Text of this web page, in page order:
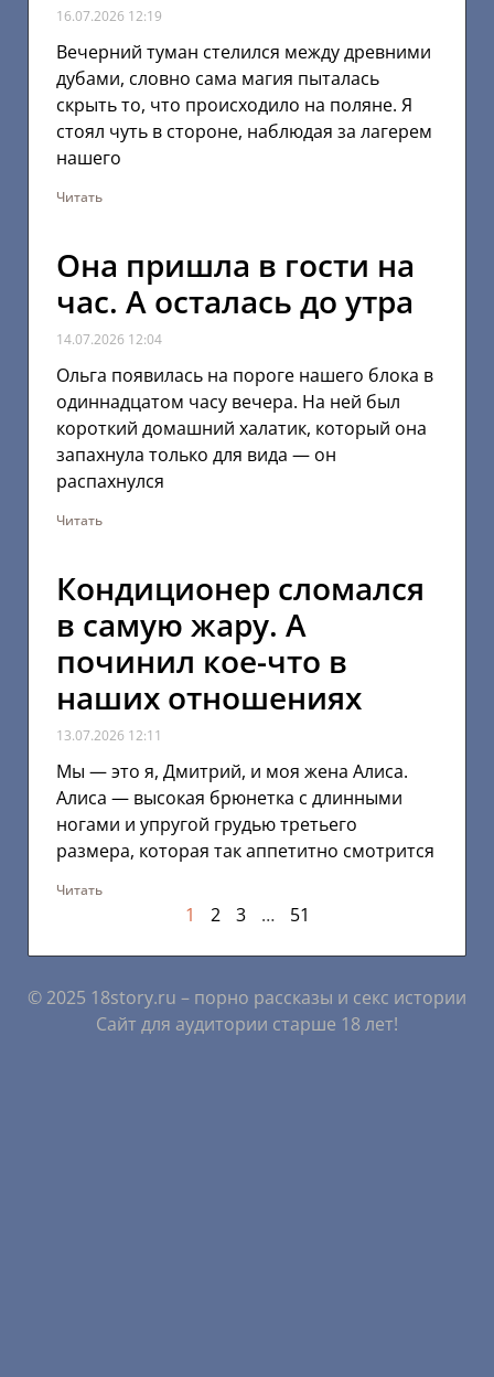
16.07.2026 12:19
Вечерний туман стелился между древними
дубами, словно сама магия пыталась
скрыть то, что происходило на поляне. Я
стоял чуть в стороне, наблюдая за лагерем
нашего
Читать
Она пришла в гости на
час. А осталась до утра
14.07.2026 12:04
Ольга появилась на пороге нашего блока в
одиннадцатом часу вечера. На ней был
короткий домашний халатик, который она
запахнула только для вида — он
распахнулся
Читать
Кондиционер сломался
в самую жару. А
починил кое-что в
наших отношениях
13.07.2026 12:11
Мы — это я, Дмитрий, и моя жена Алиса.
Алиса — высокая брюнетка с длинными
ногами и упругой грудью третьего
размера, которая так аппетитно смотрится
Читать
1 2 3 … 51
© 2025 18story.ru – порно рассказы и секс истории
Сайт для аудитории старше 18 лет!